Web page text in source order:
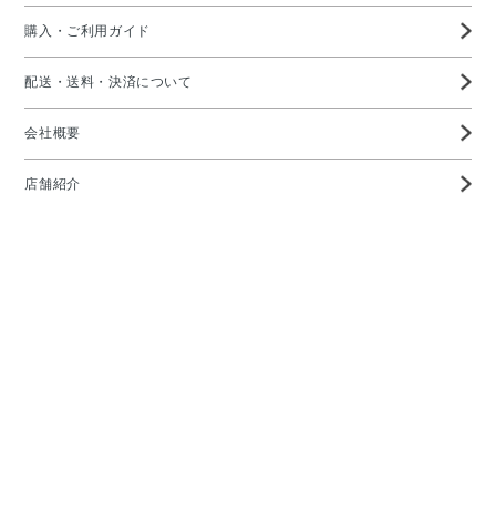
購入・ご利用ガイド
配送・送料・決済について
会社概要
店舗紹介